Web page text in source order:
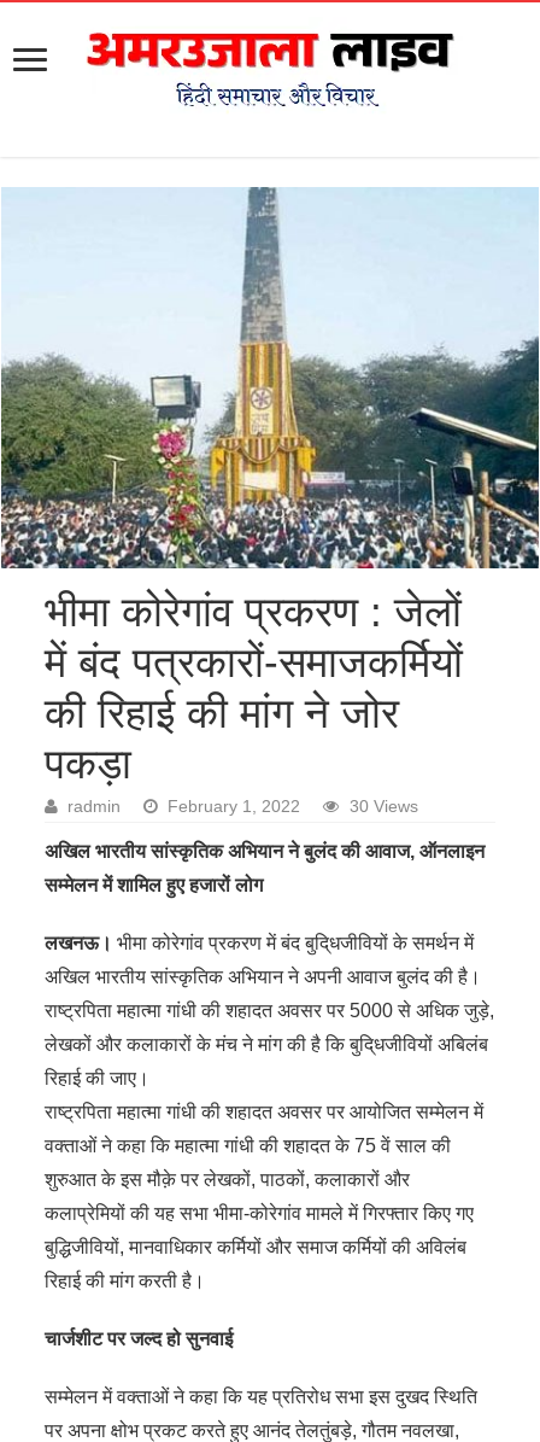
भीमा कोरेगांव प्रकरण : जेलों
में बंद पत्रकारों-समाजकर्मियों
की रिहाई की मांग ने जोर
पकड़ा
radmin February 1, 2022 30 Views
अखिल भारतीय सांस्कृतिक अभियान ने बुलंद की आवाज, ऑनलाइन
सम्मेलन में शामिल हुए हजारों लोग
लखनऊ। भीमा कोरेगांव प्रकरण में बंद बुदि्धजीवियों के समर्थन में
अखिल भारतीय सांस्कृतिक अभियान ने अपनी आवाज बुलंद की है।
राष्ट्रपिता महात्मा गांधी की शहादत अवसर पर 5000 से अधिक जुड़े,
लेखकों और कलाकारों के मंच ने मांग की है कि बुदि्धजीवियों अबिलंब
रिहाई की जाए।
राष्ट्रपिता महात्मा गांधी की शहादत अवसर पर आयोजित सम्मेलन में
वक्ताओं ने कहा कि महात्मा गांधी की शहादत के 75 वें साल की
शुरुआत के इस मौक़े पर लेखकों, पाठकों, कलाकारों और
कलाप्रेमियों की यह सभा भीमा-कोरेगांव मामले में गिरफ्तार किए गए
बुद्धिजीवियों, मानवाधिकार कर्मियों और समाज कर्मियों की अविलंब
रिहाई की मांग करती है।
चार्जशीट पर जल्द हो सुनवाई
सम्मेलन में वक्ताओं ने कहा कि यह प्रतिरोध सभा इस दुखद स्थिति
पर अपना क्षोभ प्रकट करते हुए आनंद तेलतुंबड़े, गौतम नवलखा,